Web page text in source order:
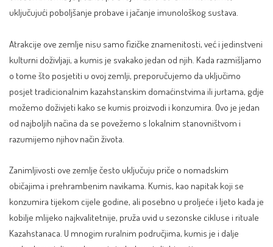
uključujući poboljšanje probave i jačanje imunološkog sustava.
Atrakcije ove zemlje nisu samo fizičke znamenitosti, već i jedinstveni
kulturni doživljaji, a kumis je svakako jedan od njih. Kada razmišljamo
o tome što posjetiti u ovoj zemlji, preporučujemo da uključimo
posjet tradicionalnim kazahstanskim domaćinstvima ili jurtama, gdje
možemo doživjeti kako se kumis proizvodi i konzumira. Ovo je jedan
od najboljih načina da se povežemo s lokalnim stanovništvom i
razumijemo njihov način života.
Zanimljivosti ove zemlje često uključuju priče o nomadskim
običajima i prehrambenim navikama. Kumis, kao napitak koji se
konzumira tijekom cijele godine, ali posebno u proljeće i ljeto kada je
kobilje mlijeko najkvalitetnije, pruža uvid u sezonske cikluse i rituale
Kazahstanaca. U mnogim ruralnim područjima, kumis je i dalje